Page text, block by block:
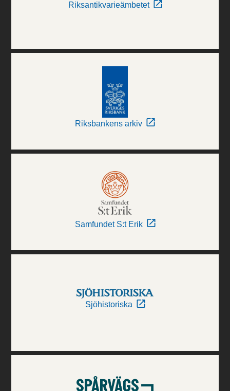
Riksantikvarieämbetet
Riksbankens arkiv
Samfundet S:t Erik
Sjöhistoriska